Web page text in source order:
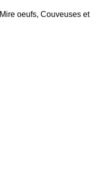
Mire oeufs, Couveuses et